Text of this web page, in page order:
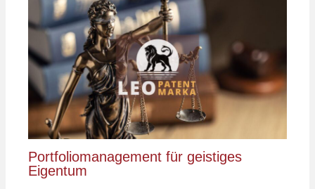
Portfoliomanagement für geistiges
Eigentum